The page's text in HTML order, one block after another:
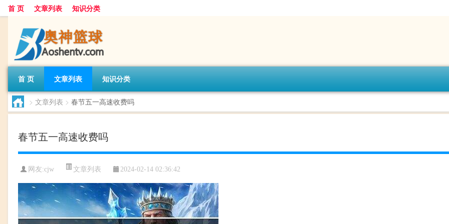
首 页 文章列表 知识分类
首 页 文章列表 知识分类
> 文章列表 > 春节五一高速收费吗
春节五一高速收费吗
网友:cjw 文章列表 2024-02-14 02:36:42